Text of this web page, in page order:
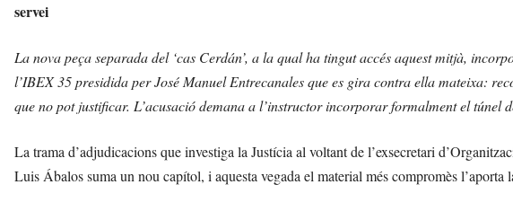
servei
La nova peça separada del ‘cas Cerdán’, a la qual ha tingut accés aquest mitjà,
l’IBEX 35 presidida per José Manuel Entrecanales que es gira contra ella mateixa:
que no pot justificar. L’acusació demana a l’instructor incorporar formalment el túnel
La trama d’adjudicacions que investiga la Justícia al voltant de l’exsecretari
Luis Ábalos suma un nou capítol, i aquesta vegada el material més compromès l’aporta